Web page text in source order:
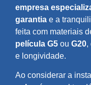
empresa
garantia e a
feita com materiais
película G5 ou G20,
e longividade.
Ao considerar a